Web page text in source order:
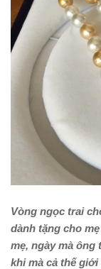
Vòng ngọc trai
dành tặng cho
mẹ, ngày mà
khi mà cả thế